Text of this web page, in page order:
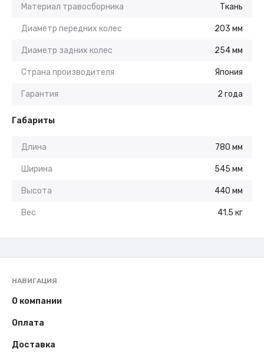
Материал травосборника Ткань
Диаметр передних колес 203 мм
Диаметр задних колес 254 мм
Страна производителя Япония
Гарантия 2 года
Габариты
Длина 780 мм
Ширина 545 мм
Высота 440 мм
Вес 41.5 кг
НАВИГАЦИЯ
О компании
Оплата
Доставка